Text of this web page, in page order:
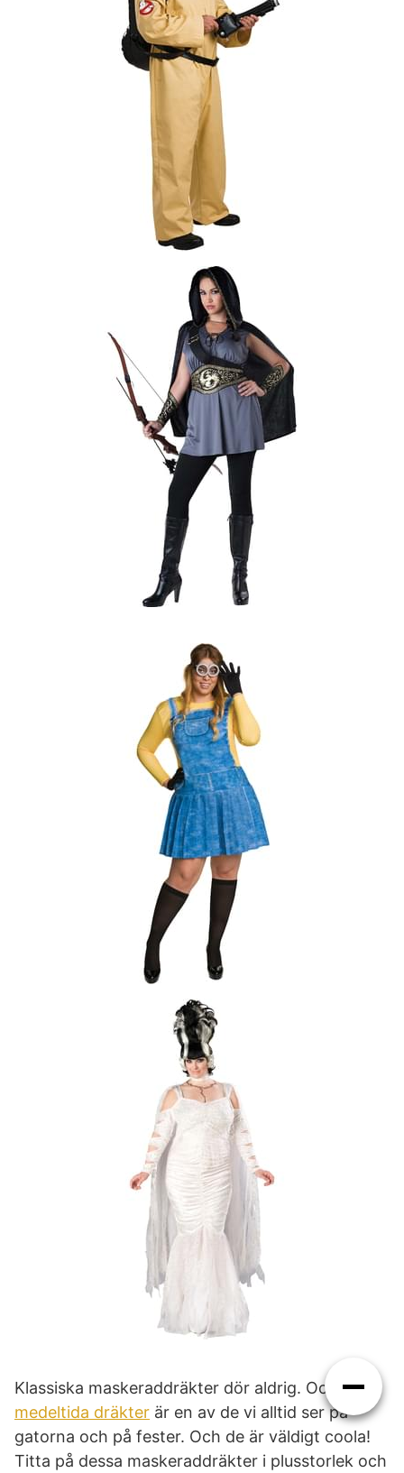
Klassiska maskeraddräkter dör aldrig. Och
medeltida dräkter är en av de vi alltid ser på
gatorna och på fester. Och de är väldigt coola!
Titta på dessa maskeraddräkter i plusstorlek och